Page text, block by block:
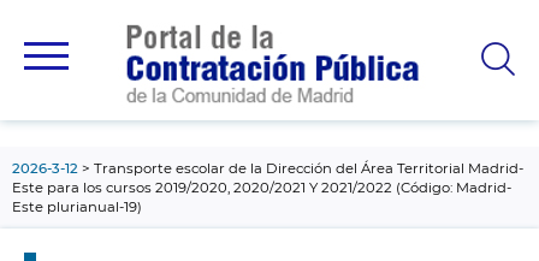
principal
2026-3-12
Transporte escolar de la Dirección del Área Territorial Madrid-
Este para los cursos 2019/2020, 2020/2021 Y 2021/2022 (Código: Madrid-
Este plurianual-19)